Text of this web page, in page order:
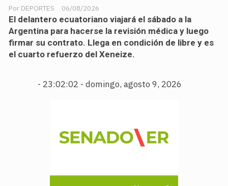
DEPORTES 06/08/2026
El delantero ecuatoriano viajará el sábado a la
Argentina para hacerse la revisión médica y luego
firmar su contrato. Llega en condición de libre y es
el cuarto refuerzo del Xeneize.
- 23:02:03 - domingo, agosto 9, 2026